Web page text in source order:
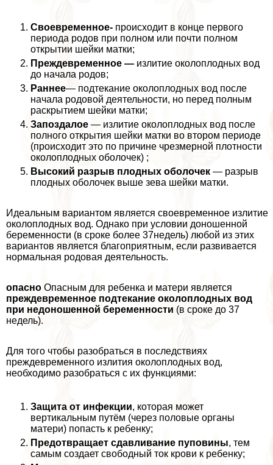
Своевременное- происходит в конце первого
периода родов при полном или почти полном
открытии шейки матки;
Преждевременное — излитие околоплодных вод
до начала родов;
Раннее— подтекание околоплодных вод после
начала родовой деятельности, но перед полным
раскрытием шейки матки;
Запоздалое — излитие околоплодных вод после
полного открытия шейки матки во втором периоде
(происходит это по причине чрезмерной плотности
околоплодных оболочек) ;
Высокий разрыв плодных оболочек — разрыв
плодных оболочек выше зева шейки матки.
Идеальным вариантом является своевременное излитие
околоплодных вод. Однако при условии доношенной
беременности (в сроке более 37недель) любой из этих
вариантов является благоприятным, если развивается
нормальная родовая деятельность.
опасно Опасным для ребенка и матери является
преждевременное подтекание околоплодных вод
при недоношенной беременности (в сроке до 37
недель).
Для того чтобы разобраться в последствиях
преждевременного излития околоплодных вод,
необходимо разобраться с их функциями:
Защита от инфекции, которая может
вертикальным путём (через пoлoвые органы
матери) попасть к ребенку;
Предотвращает сдавливание пуповины, тем
самым создает свободный ток крови к ребенку;